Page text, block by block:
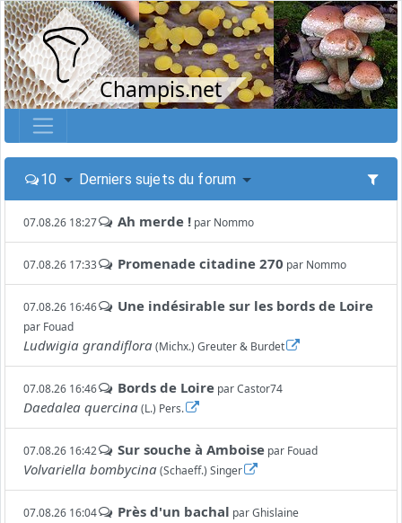
Champis.net
10 Derniers sujets du forum
07.08.26 18:27 Ah merde ! par Nommo
07.08.26 17:33 Promenade citadine 270 par Nommo
07.08.26 16:46 Une indésirable sur les bords de Loire
par Fouad
Ludwigia grandiflora(Michx.) Greuter & Burdet
07.08.26 16:46 Bords de Loire parCastor74
Daedalea quercina(L.) Pers.
07.08.26 16:42 Sur souche à Amboise par Fouad
Volvariella bombycina(Schaeff.) Singer
07.08.26 16:04 Près d'un bachal parGhislaine